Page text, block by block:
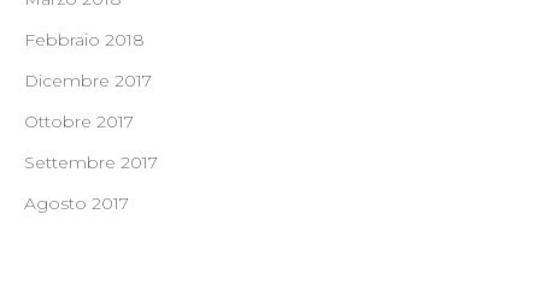
Febbraio 2018
Dicembre 2017
Ottobre 2017
Settembre 2017
Agosto 2017